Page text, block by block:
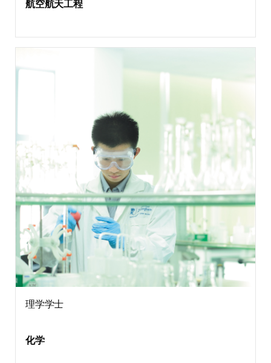
航空航天工程
理学学士
化学